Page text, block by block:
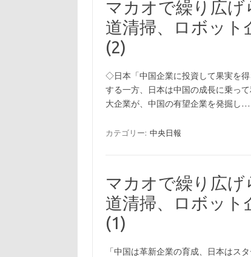
マカオで繰り広げ
道清掃、ロボット
(2)
◇日本「中国企業に投資して果実を
する一方、日本は中国の成長に乗っ
大企業が、中国の有望企業を発掘し…
カテゴリー: 中央日報
マカオで繰り広げ
道清掃、ロボット
(1)
「中国は革新企業の育成、日本はス